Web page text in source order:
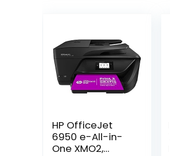
HP OfficeJet
6950 e-All-in-
One XMO2,